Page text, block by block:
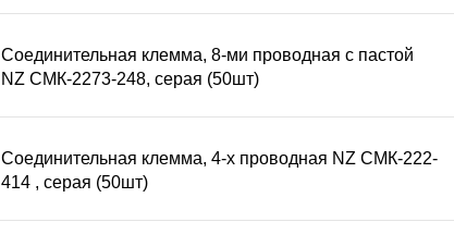
Соединительная клемма, 8-ми проводная с пастой
NZ СМК-2273-248, серая (50шт)
Соединительная клемма, 4-х проводная NZ СМК-222-
414 , серая (50шт)